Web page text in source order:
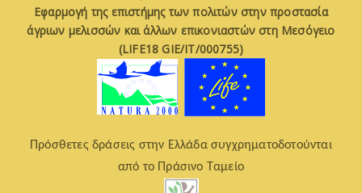
Εφαρμογή της επιστήμης των πολιτών στην προστασία
άγριων μελισσών και άλλων επικονιαστών στη Μεσόγειο
(LIFE18 GIE/IT/000755)
Πρόσθετες δράσεις στην Ελλάδα συγχρηματοδοτούνται
από το Πράσινο Ταμείο